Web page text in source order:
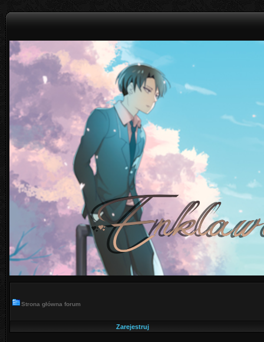
Strona główna forum
Zarejestruj